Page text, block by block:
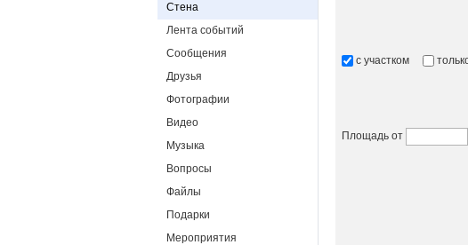
с участком
Площадь от
Стена
Лента событий
Сообщения
Друзья
Фотографии
Видео
Музыка
Вопросы
Файлы
Подарки
Мероприятия